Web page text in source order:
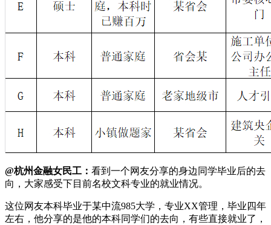
@杭州金融女民工： 看到一个网友分享的身边同学毕业后的去
向，大家感受下目前名校文科专业的就业情况。
这位网友本科毕业于某中流985大学，专业XX管理，毕业四年
左右，他分享的是他的本科同学们的去向，有些直接就业了，